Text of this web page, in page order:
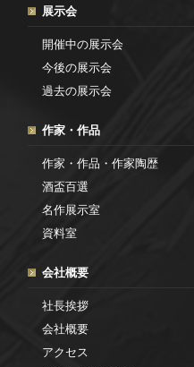
展示会
開催中の展示会
今後の展示会
過去の展示会
作家・作品
作家・作品・作家陶歴
酒盃百選
名作展示室
資料室
会社概要
社長挨拶
会社概要
アクセス